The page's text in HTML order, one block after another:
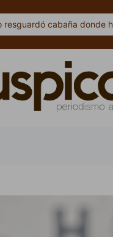
resguardó cabaña donde